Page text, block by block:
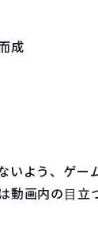
成
いよう、ゲ
動画内の⽬⽴